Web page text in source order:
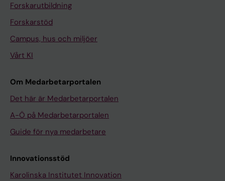
Forskarutbildning
Forskarstöd
Campus, hus och miljöer
Vårt KI
Om Medarbetarportalen
Det här är Medarbetarportalen
A-Ö på Medarbetarportalen
Guide för nya medarbetare
Innovationsstöd
Karolinska Institutet Innovation